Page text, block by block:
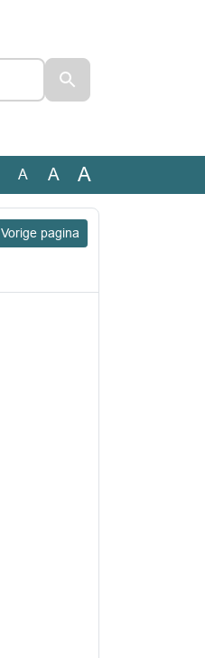
A A A
Vorige pagina